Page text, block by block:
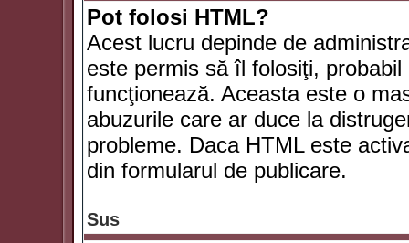
Pot folosi HTML?
Acest lucru depinde de
este permis să îl folosiţi,
funcţionează. Aceasta este o
abuzurile care ar duce la
probleme. Daca HTML este
din formularul de publicare.
Sus